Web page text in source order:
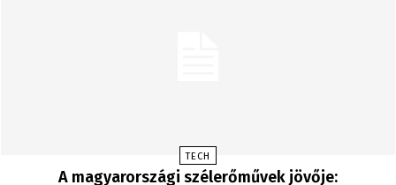
TECH
A magyarországi szélerőművek jövője: